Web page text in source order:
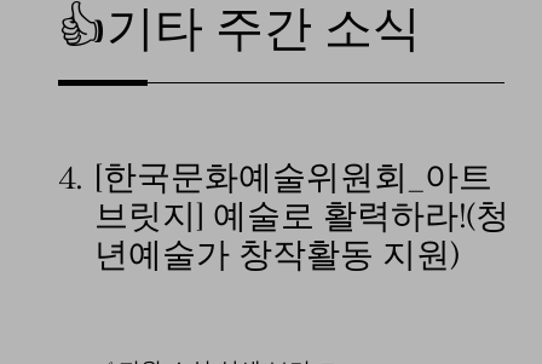
👍기타 주간 소식
4. [한국문화예술위원회_아트
브릿지] 예술로 활력하라!(청
년예술가 창작활동 지원)